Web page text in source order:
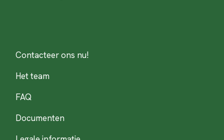
Contacteer ons nu!
Het team
FAQ
Documenten